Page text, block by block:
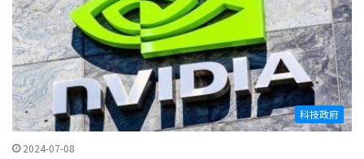
科技政府
2024-07-08